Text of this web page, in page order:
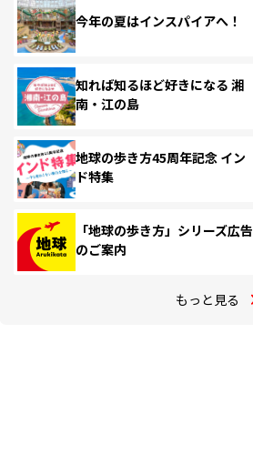
今年の夏はインスパイアへ！
知れば知るほど好きになる 湘
南・江の島
地球の歩き方45周年記念 イン
ド特集
「地球の歩き方」シリーズ広告
のご案内
もっと見る